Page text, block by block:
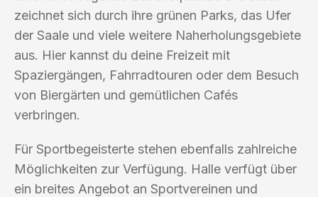
zeichnet sich durch ihre grünen Parks, das Ufer
der Saale und viele weitere Naherholungsgebiete
aus. Hier kannst du deine Freizeit mit
Spaziergängen, Fahrradtouren oder dem Besuch
von Biergärten und gemütlichen Cafés
verbringen.
Für Sportbegeisterte stehen ebenfalls zahlreiche
Möglichkeiten zur Verfügung. Halle verfügt über
ein breites Angebot an Sportvereinen und